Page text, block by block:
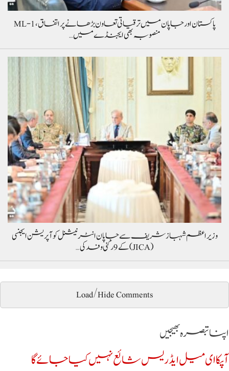
پاکستان اور جاپان میں ترقیاتی تعاون بڑھانے پر اتفاق، ML-1
منصوبہ بھی ایجنڈے میں…
وزیراعظم شہباز شریف سے جاپان انٹرنیشنل کوآپریشن ایجنسی
(JICA) کے 9 رکنی وفد کی…
Load/Hide Comments
اپنا تبصرہ بھیجیں
آپکا ای میل ایڈریس شائع نہیں کیا جائے گا